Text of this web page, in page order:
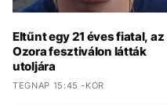
Eltűnt egy 21 éves fiatal, az
Ozora fesztiválon látták
utoljára
TEGNAP 15:45 -KOR